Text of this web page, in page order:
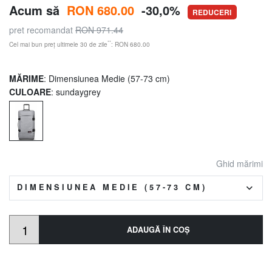
Acum să RON 680.00 -30,0% REDUCERI
pret recomandat RON 971.44
Cel mai bun preț ultimele 30 de zile**: RON 680.00
MĂRIME: Dimensiunea Medie (57-73 cm)
CULOARE: sundaygrey
Ghid mărimi
DIMENSIUNEA MEDIE (57-73 CM)
ADAUGĂ ÎN COŞ